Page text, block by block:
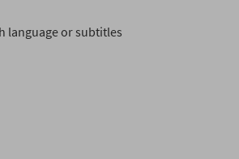
language or subtitles